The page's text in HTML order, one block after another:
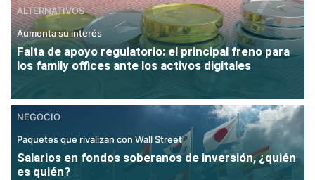
ALTERNATIVOS
Aumenta su interés
Falta de apoyo regulatorio: el principal freno para
los family offices ante los activos digitales
NEGOCIO
Paquetes que rivalizan con Wall Street
Salarios en fondos soberanos de inversión, ¿quién
es quién?